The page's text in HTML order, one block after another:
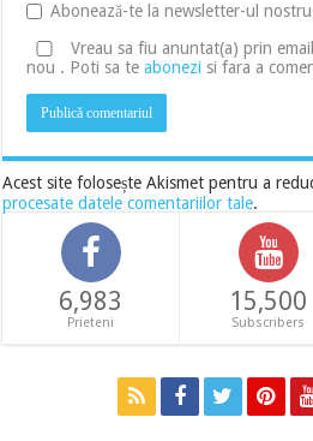
Abonează-te la newsletter-ul
Vreau sa fiu anuntat(a) prin
nou . Poti sa teabonezi si fara a
Acest site folosește Akismet pentru a
procesate datele comentariilor tale.
6,983
Prieteni
15,500
Subscribers